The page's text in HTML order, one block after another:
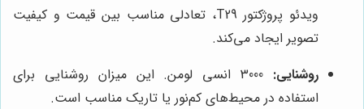
ویدئو پروژکتور T29، تعادلی مناسب بین قیمت و کیفیت
تصویر ایجاد می‌کند.
روشنایی:
3000 انسی لومن. این میزان روشنایی برای
استفاده در محیط‌های کم‌نور یا تاریک مناسب است.